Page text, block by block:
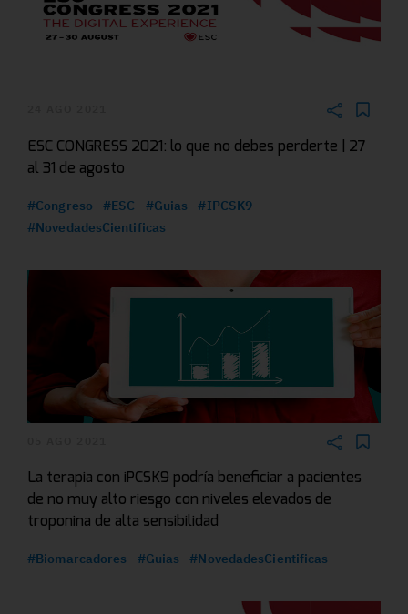
ESC CONGRESS 2021: lo que no debes perderte | 27
al 31 de agosto
#Congreso #ESC #Guias
#IPCSK9
#NovedadesCientificas
La terapia con iPCSK9 podría beneficiar a pacientes
de no muy alto riesgo con niveles elevados de
troponina de alta sensibilidad
#Biomarcadores #Guias #NovedadesCientificas